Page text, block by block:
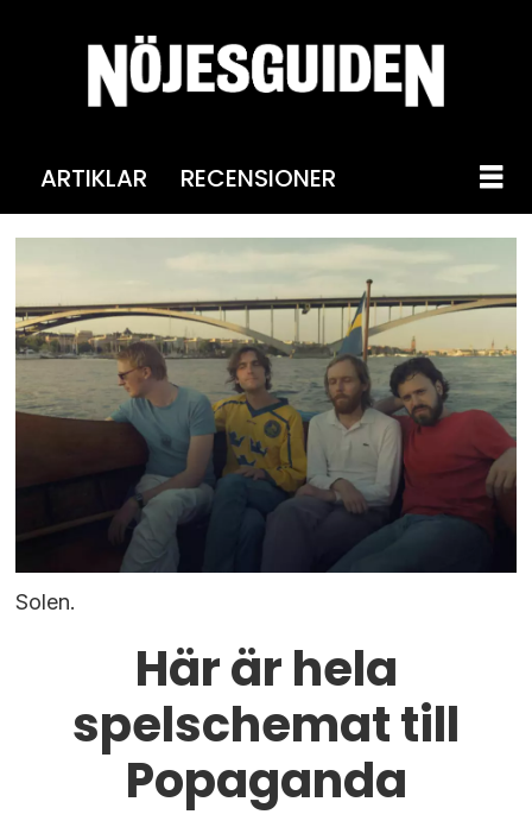
ARTIKLAR RECENSIONER
Solen.
Här är hela
spelschemat till
Popaganda